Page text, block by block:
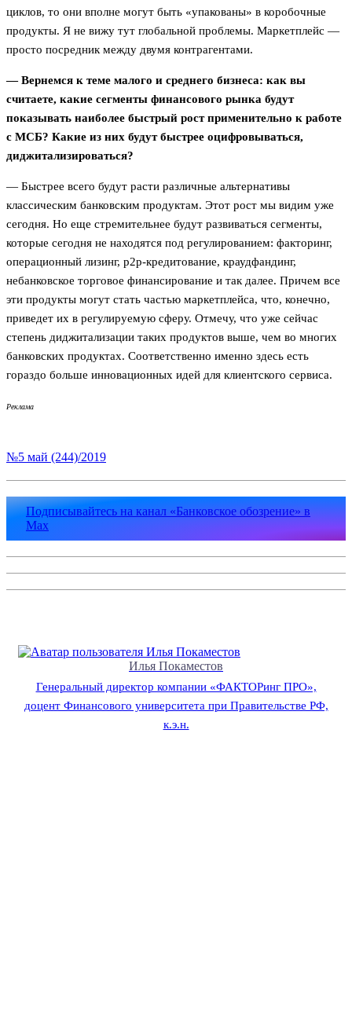
циклов, то они вполне могут быть «упакованы» в коробочные
продукты. Я не вижу тут глобальной проблемы. Маркетплейс —
просто посредник между двумя контрагентами.
— Вернемся к теме малого и среднего бизнеса: как вы
считаете, какие сегменты финансового рынка будут
показывать наиболее быстрый рост применительно к работе
с МСБ? Какие из них будут быстрее оцифровываться,
диджитализироваться?
— Быстрее всего будут расти различные альтернативы
классическим банковским продуктам. Этот рост мы видим уже
сегодня. Но еще стремительнее будут развиваться сегменты,
которые сегодня не находятся под регулированием: факторинг,
операционный лизинг, р2р-кредитование, краудфандинг,
небанковское торговое финансирование и так далее. Причем все
эти продукты могут стать частью маркетплейса, что, конечно,
приведет их в регулируемую сферу. Отмечу, что уже сейчас
степень диджитализации таких продуктов выше, чем во многих
банковских продуктах. Соответственно именно здесь есть
гораздо больше инновационных идей для клиентского сервиса.
Реклама
№5 май (244)/2019
Подписывайтесь на канал «Банковское обозрение» в
Max
Илья Покаместов
Генеральный директор компании «ФАКТОРинг ПРО»,
доцент Финансового университета при Правительстве РФ,
к.э.н.